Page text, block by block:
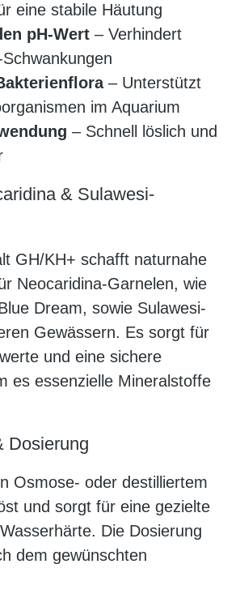
eine stabile Häutung
pH-Wert – Verhindert
– Unterstützt
im Aquarium
– Schnell löslich und
& Sulawesi-
GH/KH+ schafft naturnahe
Neocaridina-Garnelen, wie
Dream, sowie Sulawesi-
Gewässern. Es sorgt für
und eine sichere
es essenzielle Mineralstoffe
Dosierung
Osmose- oder destilliertem
und sorgt für eine gezielte
Die Dosierung
dem gewünschten